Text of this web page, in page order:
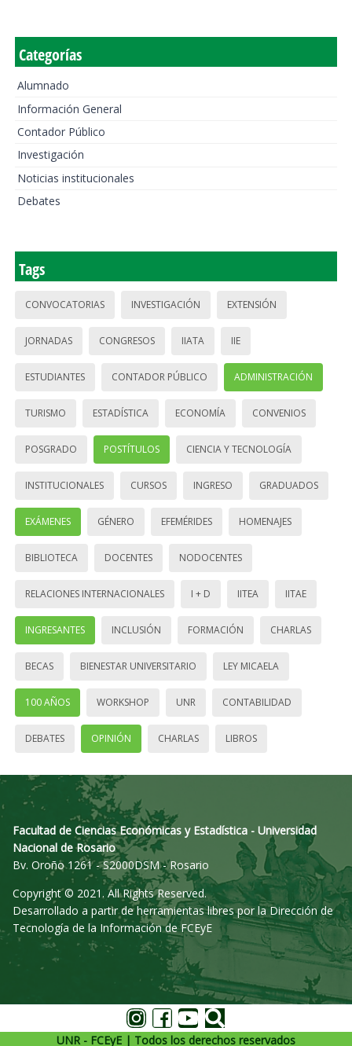
Categorías
Alumnado
Información General
Contador Público
Investigación
Noticias institucionales
Debates
Tags
CONVOCATORIAS INVESTIGACIÓN EXTENSIÓN
JORNADAS CONGRESOS IIATA IIE
ESTUDIANTES CONTADOR PÚBLICO ADMINISTRACIÓN
TURISMO ESTADÍSTICA ECONOMÍA CONVENIOS
POSGRADO POSTÍTULOS CIENCIA Y TECNOLOGÍA
INSTITUCIONALES CURSOS INGRESO GRADUADOS
EXÁMENES GÉNERO EFEMÉRIDES HOMENAJES
BIBLIOTECA DOCENTES NODOCENTES
RELACIONES INTERNACIONALES I + D IITEA IITAE
INGRESANTES INCLUSIÓN FORMACIÓN CHARLAS
BECAS BIENESTAR UNIVERSITARIO LEY MICAELA
100 AÑOS WORKSHOP UNR CONTABILIDAD
DEBATES OPINIÓN CHARLAS LIBROS
Facultad de Ciencias Económicas y Estadística - Universidad
Nacional de Rosario
Bv. Oroño 1261 - S2000DSM - Rosario
Copyright © 2021. All Rights Reserved.
Desarrollado a partir de herramientas libres por la Dirección de
Tecnología de la Información de FCEyE
UNR - FCEyE | Todos los derechos reservados